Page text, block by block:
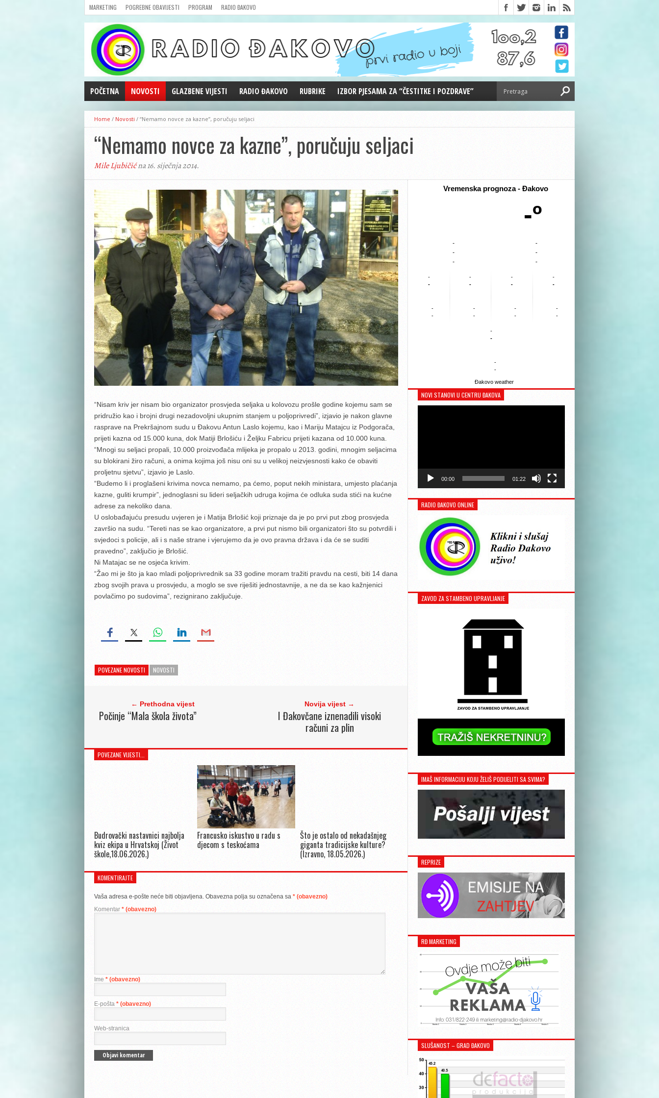
MARKETING POGREBNE OBAVIJESTI PROGRAM RADIO ĐAKOVO
POČETNA NOVOSTI
AKTUALNOSTI
CRNA KRONIKA
POLITIKA
ZANIMLJIVOSTI
GOSPODARSTVO
KULTURA
ŠPORT
REPRIZE EMISIJA
GLAZBENE VIJESTI RADIO ĐAKOVO
MARKETING
RUBRIKE
REPRIZE EMISIJA
DOBRE VIBRACIJE
ĐAKOVO GRADE
WEB ANKETA
IZBOR PJESAMA ZA “ČESTITKE I POZDRAVE”
Home / Novosti / “Nemamo novce za kazne”, poručuju seljaci
“Nemamo novce za kazne”, poručuju seljaci
Mile Ljubičićna 16. siječnja 2014.
“Nisam kriv jer nisam bio organizator prosvjeda seljaka u kolovozu prošle godine kojemu sam se
pridružio kao i brojni drugi nezadovoljni ukupnim stanjem u poljoprivredi”, izjavio je nakon glavne
rasprave na Prekršajnom sudu u Đakovu Antun Laslo kojemu, kao i Mariju Matajcu iz Podgorača,
prijeti kazna od 15.000 kuna, dok Matiji Brlošiću i Željku Fabricu prijeti kazana od 10.000 kuna.
“Mnogi su seljaci propali, 10.000 proizvođača mlijeka je propalo u 2013. godini, mnogim seljacima
su blokirani žiro računi, a onima kojima još nisu oni su u velikoj neizvjesnosti kako će obaviti
proljetnu sjetvu”, izjavio je Laslo.
“Budemo li i proglašeni krivima novca nemamo, pa ćemo, poput nekih ministara, umjesto plaćanja
kazne, guliti krumpir”, jednoglasni su lideri seljačkih udruga kojima će odluka suda stići na kućne
adrese za nekoliko dana.
U oslobađajuću presudu uvjeren je i Matija Brlošić koji priznaje da je po prvi put zbog prosvjeda
završio na sudu. “Tereti nas se kao organizatore, a prvi put nismo bili organizatori što su potvrdili i
svjedoci s policije, ali i s naše strane i vjerujemo da je ovo pravna država i da će se suditi
pravedno”, zaključio je Brlošić.
Ni Matajac se ne osjeća krivim.
“Žao mi je što ja kao mladi poljoprivrednik sa 33 godine moram tražiti pravdu na cesti, biti 14 dana
zbog svojih prava u prosvjedu, a moglo se sve riješiti jednostavnije, a ne da se kao kažnjenici
povlačimo po sudovima”, rezignirano zaključuje.
POVEZANE NOVOSTI NOVOSTI
← Prethodna vijest
Počinje “Mala škola života”
Novija vijest →
I Đakovčane iznenadili visoki
računi za plin
POVEZANE VIJESTI...
Budrovački nastavnici najbolja
kviz ekipa u Hrvatskoj (Život
škole,18.06.2026.)
Francusko iskustvo u radu s
djecom s teskoćama
Što je ostalo od nekadašnjeg
giganta tradicijske kulture?
(Izravno, 18.05.2026.)
KOMENTIRAJTE
Vaša adresa e-pošte neće biti objavljena. Obavezna polja su označena sa * (obavezno)
Komentar * (obavezno)
Ime * (obavezno)
E-pošta * (obavezno)
Web-stranica
Vremenska prognoza - Đakovo
-º
-
-
-
-
-
-
-
-
-
-
-
-
-
-
-
-
-
-
-
-
-
-
-
-
-
-
Đakovo weather
NOVI STANOVI U CENTRU ĐAKOVA
00:00 01:22
RADIO ĐAKOVO ONLINE
ZAVOD ZA STAMBENO UPRAVLJANJE
IMAŠ INFORMACIJU KOJU ŽELIŠ PODIJELITI SA SVIMA?
REPRIZE
RĐ MARKETING
SLUŠANOST – GRAD ĐAKOVO